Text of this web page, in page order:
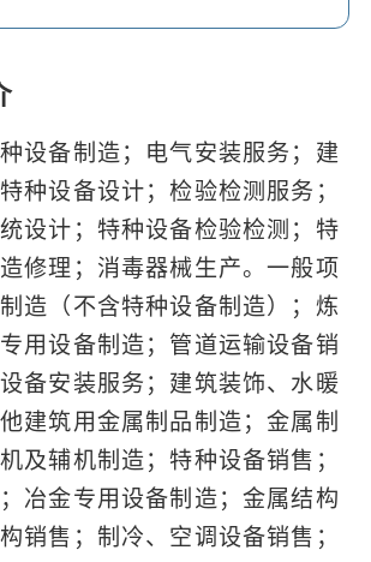
设备制造；电气安装服务；建
种设备设计；检验检测服务；
设计；特种设备检验检测；特
修理；消毒器械生产。一般项
造（不含特种设备制造）；炼
用设备制造；管道运输设备销
备安装服务；建筑装饰、水暖
建筑用金属制品制造；金属制
及辅机制造；特种设备销售；
冶金专用设备制造；金属结构
销售；制冷、空调设备销售；